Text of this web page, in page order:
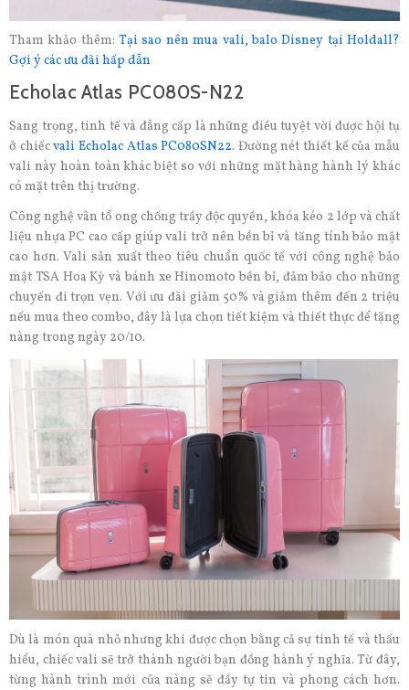
Tham khảo thêm:Tại sao nên mua vali, balo Disney tại Holdall?
Gợi ý các ưu đãi hấp dẫn
Echolac Atlas PC080S-N22
Sang trọng, tinh tế và đẳng cấp là những điều tuyệt vời được hội tụ
ở chiếcvali Echolac Atlas PC080SN22. Đường nét thiết kế của mẫu
vali này hoàn toàn khác biệt so với những mặt hàng hành lý khác
có mặt trên thị trường.
Công nghệ vân tổ ong chống trầy độc quyền, khóa kéo 2 lớp và chất
liệu nhựa PC cao cấp giúp vali trở nên bền bỉ và tăng tính bảo mật
cao hơn. Vali sản xuất theo tiêu chuẩn quốc tế với công nghệ bảo
mật TSA Hoa Kỳ và bánh xe Hinomoto bền bỉ, đảm bảo cho những
chuyến đi trọn vẹn. Với ưu đãi giảm 50% và giảm thêm đến 2 triệu
nếu mua theo combo, đây là lựa chọn tiết kiệm và thiết thực để tặng
nàng trong ngày 20/10.
Dù là món quà nhỏ nhưng khi được chọn bằng cả sự tinh tế và thấu
hiểu, chiếc vali sẽ trở thành người bạn đồng hành ý nghĩa. Từ đây,
từng hành trình mới của nàng sẽ đầy tự tin và phong cách hơn.